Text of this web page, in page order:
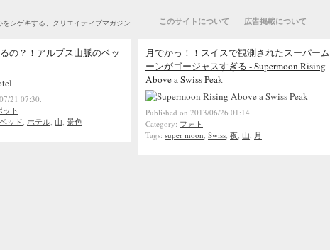
をシゲキする、クリエイティブマガジン このサイトについて 広告掲載について
の？！アルプス山脈のベッ
21 07:30.
ット
ベッド, ホテル, 山, 景色
月でかっ！！スイスで観測されたスーパーム
ーンがゴージャスすぎる - Supermoon Rising
Above a Swiss Peak
Published on 2013/06/26 01:14.
Category: フォト
Tags: super moon, Swiss, 夜, 山, 月